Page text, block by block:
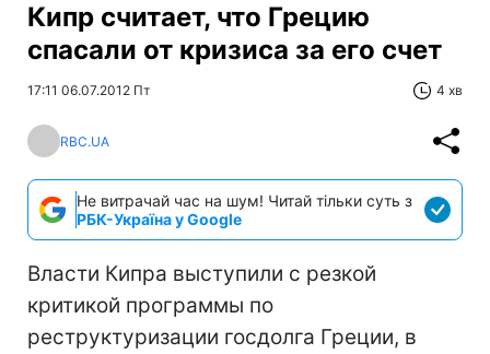
Кипр считает, что Грецию
спасали от кризиса за его счет
17:11 06.07.2012 Пт 4 хв
RBC.UA
Не витрачай час на шум! Читай тільки суть з
РБК-Україна у Google
Власти Кипра выступили с резкой
критикой программы по
реструктуризации госдолга Греции, в